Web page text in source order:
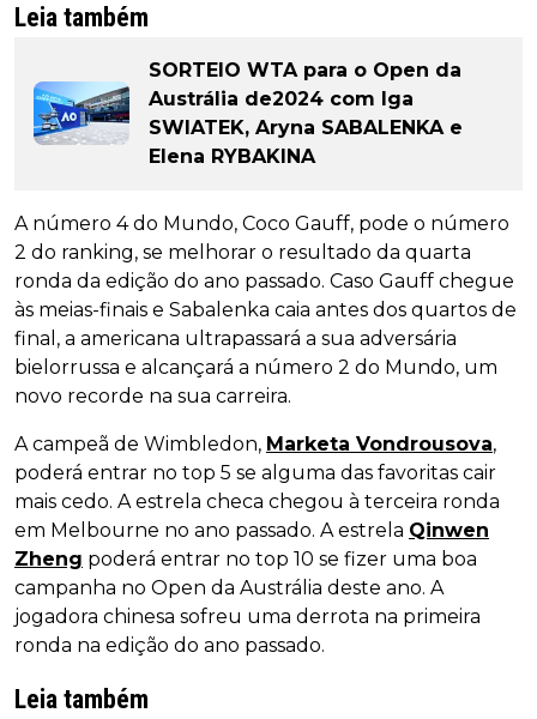
Leia também
SORTEIO WTA para o Open da
Austrália de2024 com Iga
SWIATEK, Aryna SABALENKA e
Elena RYBAKINA
A número 4 do Mundo, Coco Gauff, pode o número
2 do ranking, se melhorar o resultado da quarta
ronda da edição do ano passado. Caso Gauff chegue
às meias-finais e Sabalenka caia antes dos quartos de
final, a americana ultrapassará a sua adversária
bielorrussa e alcançará a número 2 do Mundo, um
novo recorde na sua carreira.
A campeã de Wimbledon, Marketa Vondrousova,
poderá entrar no top 5 se alguma das favoritas cair
mais cedo. A estrela checa chegou à terceira ronda
em Melbourne no ano passado. A estrela Qinwen
Zheng poderá entrar no top 10 se fizer uma boa
campanha no Open da Austrália deste ano. A
jogadora chinesa sofreu uma derrota na primeira
ronda na edição do ano passado.
Leia também